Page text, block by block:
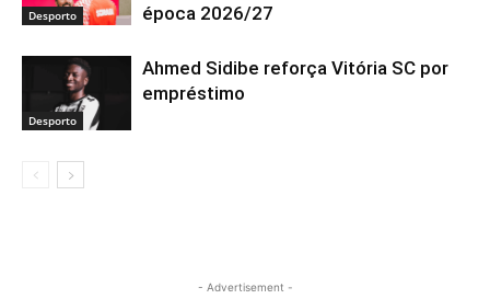
Desporto
época 2026/27
Desporto
Ahmed Sidibe reforça Vitória SC por
empréstimo
- Advertisement -